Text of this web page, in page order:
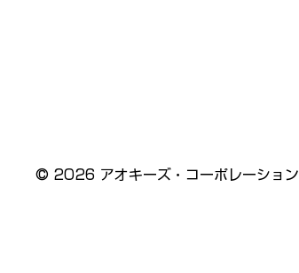
© 2026 アオキーズ・コーポレーション